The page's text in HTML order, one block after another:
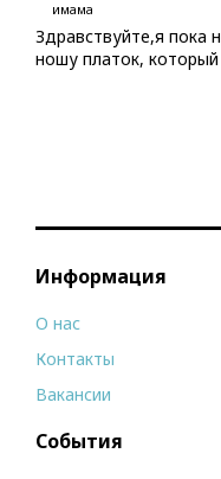
имама
Здравствуйте,я пока
ношу платок,
Информация
О нас
Контакты
Вакансии
События